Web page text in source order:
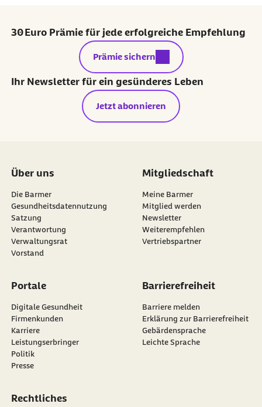
30 Euro Prämie für jede erfolgreiche Empfehlung
externer Link:
Prämie sichern
Ihr Newsletter für ein gesünderes Leben
Jetzt abonnieren
Über uns
Die Barmer
Gesundheitsdatennutzung
Satzung
Verantwortung
Verwaltungsrat
Vorstand
Mitgliedschaft
Meine Barmer
Mitglied werden
Newsletter
externer Link:
Weiterempfehlen
Vertriebspartner
Portale
Digitale Gesundheit
Firmenkunden
Karriere
Leistungserbringer
Politik
Presse
Barrierefreiheit
Barriere melden
Erklärung zur Barrierefreiheit
Gebärdensprache
Leichte Sprache
Rechtliches